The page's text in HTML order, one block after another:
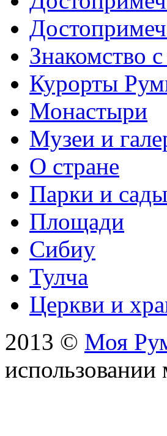
Знакомство
Курорты
Монастыри
Музеи и
О стране
Парки и сады
Площади
Сибиу
Тулча
Церкви и
2013 © Моя
использовании